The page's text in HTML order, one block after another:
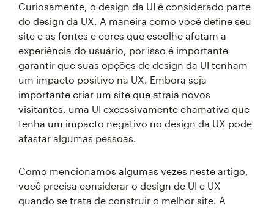
Curiosamente, o design da UI é considerado parte
do design da UX. A maneira como você define seu
site e as fontes e cores que escolhe afetam a
experiência do usuário, por isso é importante
garantir que suas opções de design da UI tenham
um impacto positivo na UX. Embora seja
importante criar um site que atraia novos
visitantes, uma UI excessivamente chamativa que
tenha um impacto negativo no design da UX pode
afastar algumas pessoas.
Como mencionamos algumas vezes neste artigo,
você precisa considerar o design de UI e UX
quando se trata de construir o melhor site. A